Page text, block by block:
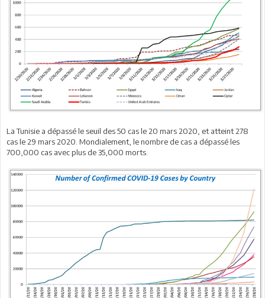
La Tunisie a dépassé le seuil des 50 cas le 20 mars 2020, et atteint 278
cas le 29 mars 2020. Mondialement, le nombre de cas a dépassé les
700,000 cas avec plus de 35,000 morts.